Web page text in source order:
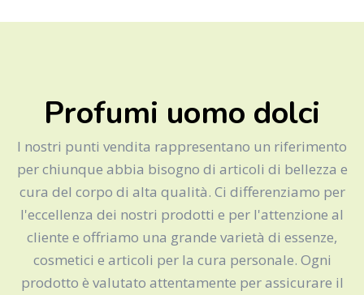
Profumi uomo dolci
I nostri punti vendita rappresentano un riferimento
per chiunque abbia bisogno di articoli di bellezza e
cura del corpo di alta qualità. Ci differenziamo per
l'eccellenza dei nostri prodotti e per l'attenzione al
cliente e offriamo una grande varietà di essenze,
cosmetici e articoli per la cura personale. Ogni
prodotto è valutato attentamente per assicurare il